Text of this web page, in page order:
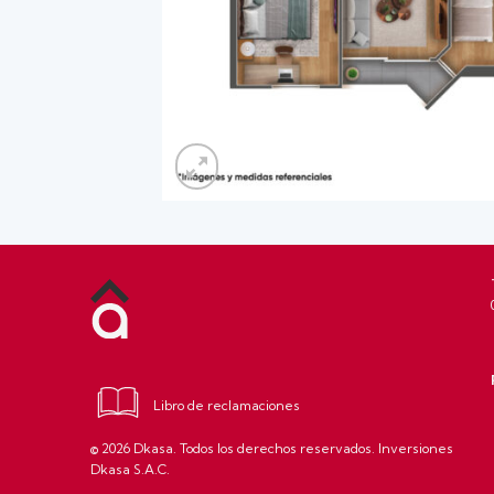
Libro de reclamaciones
© 2026 Dkasa. Todos los derechos reservados. Inversiones
Dkasa S.A.C.